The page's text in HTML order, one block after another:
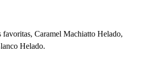
favoritas, Caramel Machiatto Helado,
Helado.